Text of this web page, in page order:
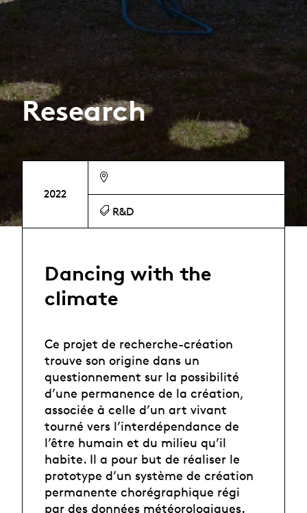
Research
2022
R&D
Dancing with the
climate
Ce projet de recherche-création
trouve son origine dans un
questionnement sur la possibilité
d’une permanence de la création,
associée à celle d’un art vivant
tourné vers l’interdépendance de
l’être humain et du milieu qu’il
habite. Il a pour but de réaliser le
prototype d’un système de création
permanente chorégraphique régi
par des données météorologiques.